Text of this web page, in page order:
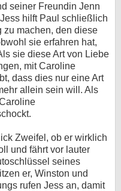
seiner Freundin Jenn
hilft Paul schließlich
zu machen, den diese
sie erfahren hat,
sie diese Art von Liebe
mit Caroline
dass dies nur eine Art
allein sein will. Als
Zweifel, ob er wirklich
und fährt vor lauter
seines
er, Winston und
rufen Jess an, damit